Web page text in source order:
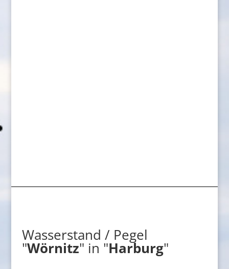
Wasserstand / Pegel
"Wörnitz" in "Harburg"